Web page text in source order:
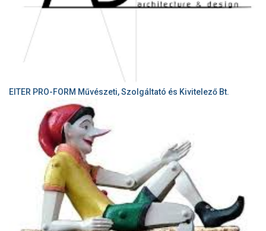
EITER PRO-FORM Művészeti, Szolgáltató és Kivitelező Bt.